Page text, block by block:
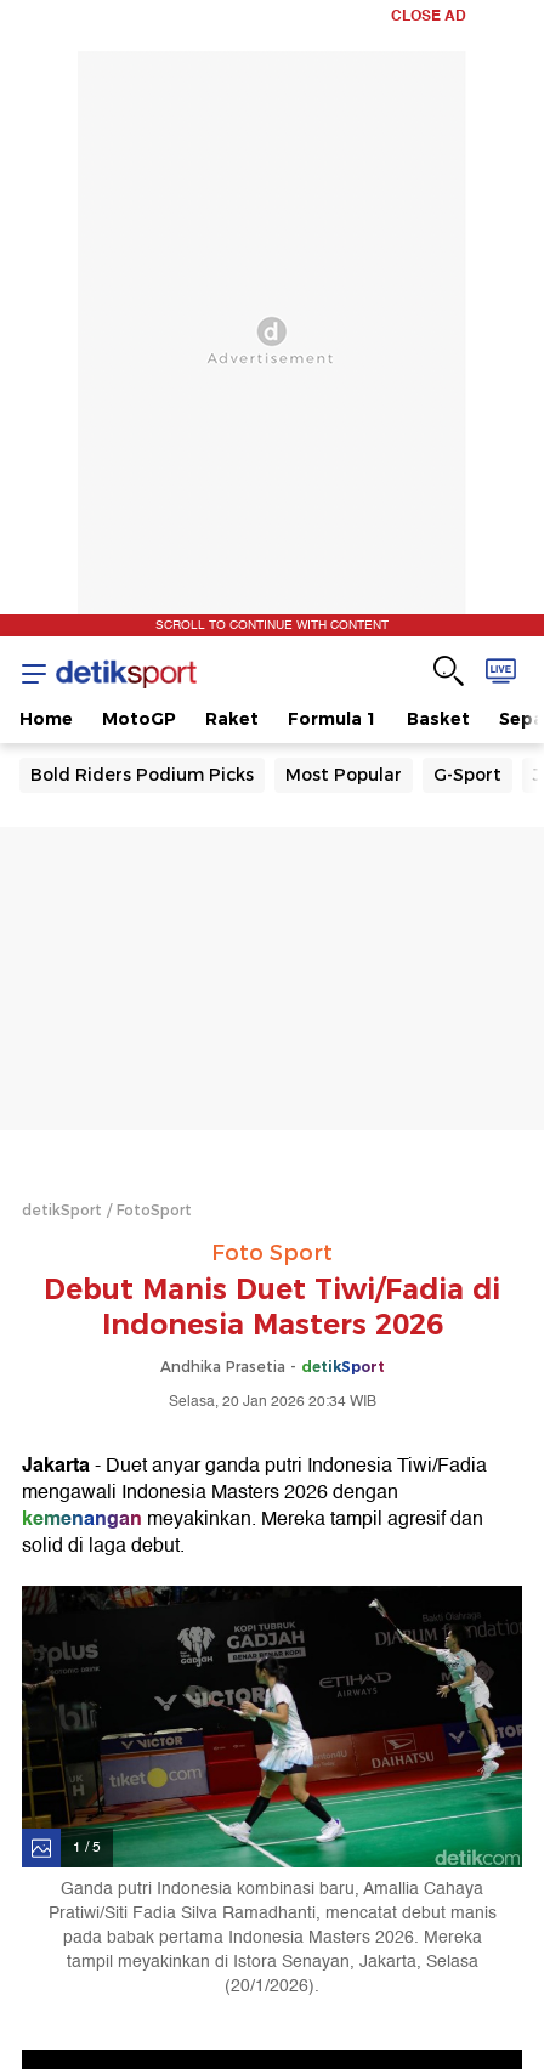
CLOSE AD
SCROLL TO CONTINUE WITH CONTENT
Home MotoGP Raket Formula 1 Basket
Bold Riders Podium Picks Most Popular G-Sport
detikSport FotoSport
Foto Sport
Debut Manis Duet Tiwi/Fadia di
Indonesia Masters 2026
Andhika Prasetia - detikSport
Selasa, 20 Jan 2026 20:34 WIB
Jakarta- Duet anyar ganda putri Indonesia Tiwi/Fadia
mengawali Indonesia Masters 2026 dengan
kemenangan meyakinkan. Mereka tampil agresif dan
solid di laga debut.
1 / 5
Ganda putri Indonesia kombinasi baru, Amallia Cahaya
Pratiwi/Siti Fadia Silva Ramadhanti, mencatat debut manis
pada babak pertama Indonesia Masters 2026. Mereka
tampil meyakinkan di Istora Senayan, Jakarta, Selasa
(20/1/2026).